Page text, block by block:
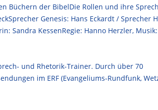
Büchern der BibelDie Rollen und ihre
Genesis: Hans Eckardt / Sprecher
Sandra KessenRegie: Hanno Herzler, Musik:
und Rhetorik-Trainer. Durch über 70
im ERF (Evangeliums-Rundfunk,